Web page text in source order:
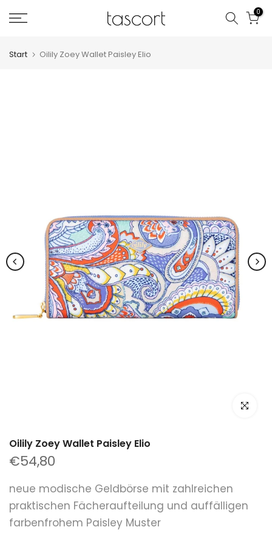
Zum
springen
0
Start Oilily Zoey Wallet Paisley Elio
klicken
Oilily Zoey Wallet Paisley Elio
€54,80
neue modische Geldbörse mit zahlreichen
praktischen Fächeraufteilung und auffälligen
farbenfrohem Paisley Muster